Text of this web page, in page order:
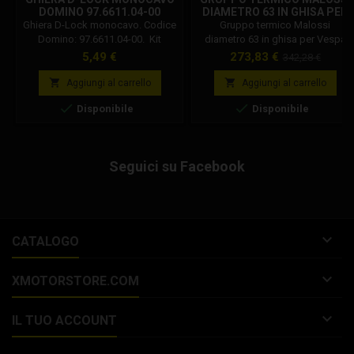
DOMINO 97.6611.04-00
Ghiera D-Lock monocavo. Codice
Domino: 97.6611.04-00. Kit
ghiera singola per manopole
fissaggio "Lock On". Colore:
Nero. Materiale: Tecnopolimero.
Prezzo
5,49 €
 Aggiungi al carrello
 Disponibile
DIAMETRO 63 IN GHISA PER
VESPA COSA - PX 125-150
CC 3117676
Gruppo termico Malossi
diametro 63 in ghisa per Vespa
COSA - PX 125-150 ccCodice
Malossi per LML Star 125
2T.Gruppo termico Malossi per
LML Star 150 2T.Gruppo termico
termico Malossi per Vespa PX
Prezzo
273,83 €
base
 Aggiungi al carrello
 Disponibile
Seguici su Facebook
CATALOGO 
XMOTORSTORE.COM 
IL TUO ACCOUNT 